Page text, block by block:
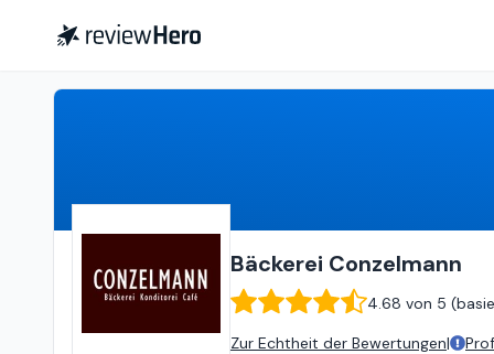
Bäckerei Conzelmann
4.68 von 5 (
Zur Echtheit der Bewertungen|